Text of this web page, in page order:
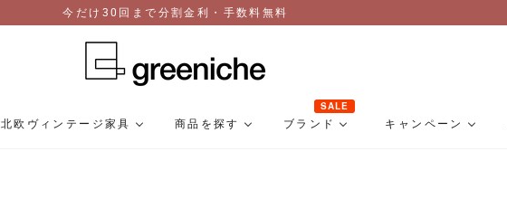
今だけ30回まで分割金利・手数料無料
北欧ヴィンテージ家具
商品を探す ブランド
SALE
キャンペーン